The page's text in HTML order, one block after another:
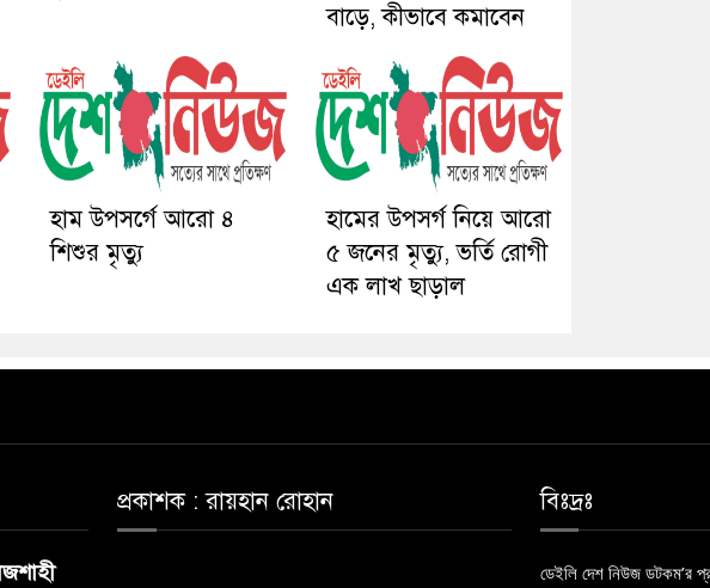
বাড়ে, কীভাবে কমাবেন
হাম উপসর্গে আরো ৪
শিশুর মৃত্যু
হামের উপসর্গ নিয়ে আরো
৫ জনের মৃত্যু, ভর্তি রোগী
এক লাখ ছাড়াল
প্রকাশক : রায়হান রোহান বিঃদ্রঃ
ডেইলি দেশ নিউজ ডটকম’র